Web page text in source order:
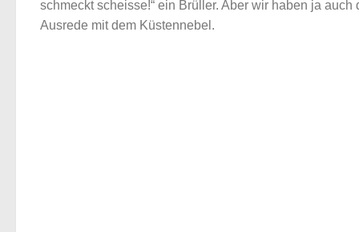
schmeckt scheisse!“ ein Brüller. Aber wir haben ja auch
Ausrede mit dem Küstennebel.